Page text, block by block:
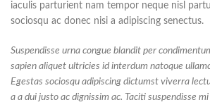
iaculis parturient nam tempor neque nisl
sociosqu ac donec nisi a adipiscing senectus.
Suspendisse urna congue blandit per
sapien aliquet ultricies id interdum natoque
Egestas sociosqu adipiscing dictumst viverra
a a dui justo ac dignissim ac. Taciti suspendisse